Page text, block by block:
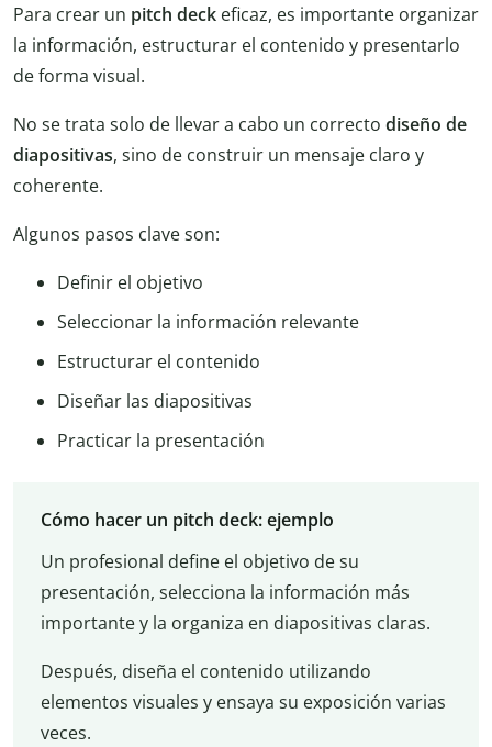
Para crear un pitch deck eficaz, es importante organizar
la información, estructurar el contenido y presentarlo
de forma visual.
No se trata solo de llevar a cabo un correcto diseño de
diapositivas, sino de construir un mensaje claro y
coherente.
Algunos pasos clave son:
Definir el objetivo
Seleccionar la información relevante
Estructurar el contenido
Diseñar las diapositivas
Practicar la presentación
Cómo hacer un pitch deck: ejemplo
Un profesional define el objetivo de su
presentación, selecciona la información más
importante y la organiza en diapositivas claras.
Después, diseña el contenido utilizando
elementos visuales y ensaya su exposición varias
veces.